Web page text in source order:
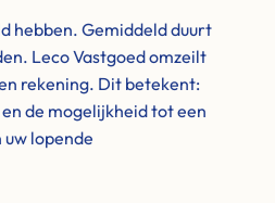
hebben. Gemiddeld duurt
Leco Vastgoed omzeilt
rekening. Dit betekent:
de mogelijkheid tot een
lopende